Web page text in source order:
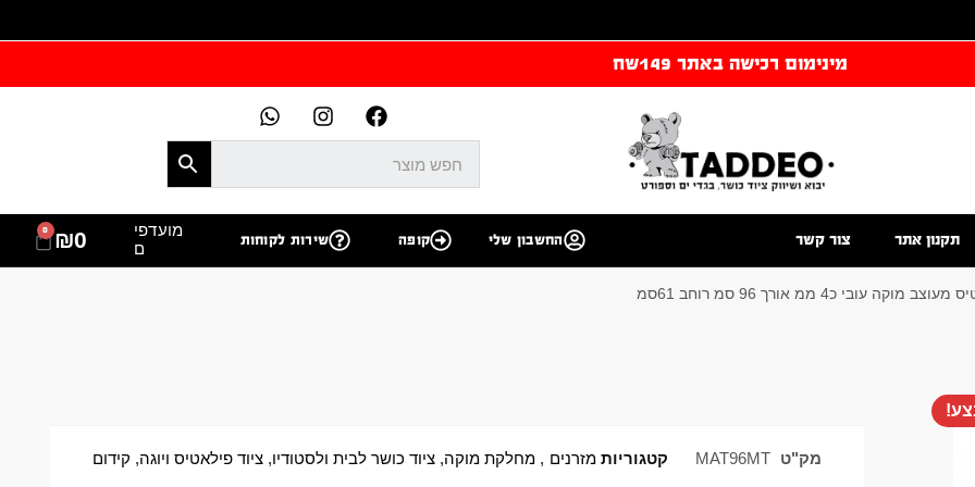
מינימום רכישה באתר 149שח
תקנון אתר צור קשר החשבון שלי קופה שירות לקוחות
מועדפי
ם
₪0
0
עובי כ4 ממ אורך 96 סמ רוחב 61סמ
מק"ט MAT96MT קטגוריות מזרנים ,מחלקת מוקה,ציוד כושר לבית ולסטודיו,ציוד פילאטיס ויוגה, קידום